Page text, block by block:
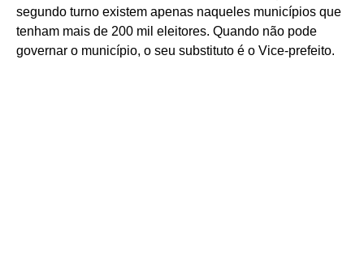
segundo turno existem apenas naqueles municípios que
tenham mais de 200 mil eleitores. Quando não pode
governar o município, o seu substituto é o Vice-prefeito.